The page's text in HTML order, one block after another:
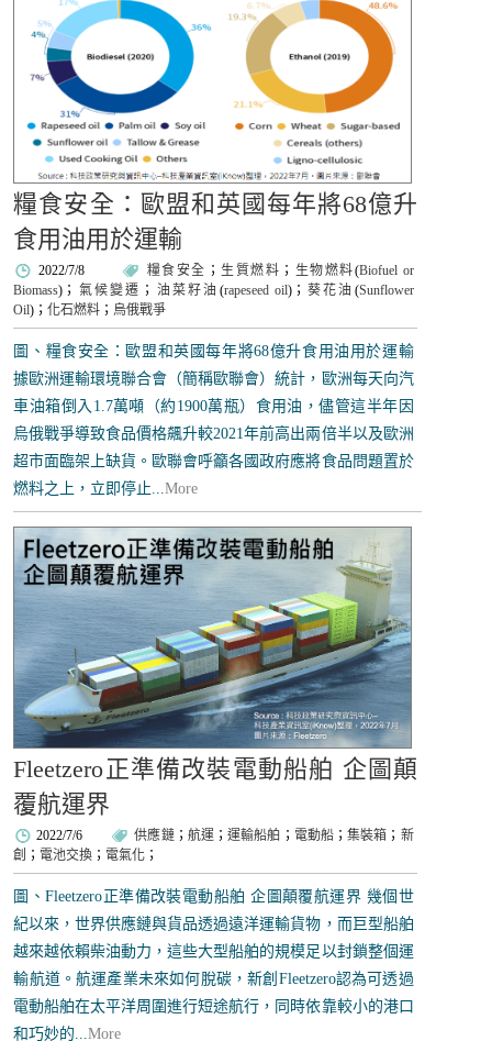
糧食安全：歐盟和英國每年將68億升
食用油用於運輸
2022/7/8 糧食安全 ； 生質燃料 ； 生物燃料(Biofuel or
Biomass)； 氣候變遷 ； 油菜籽油 (rapeseed oil)； 葵花油 (Sunflower
Oil)；化石燃料 ； 烏俄戰爭
圖、糧食安全：歐盟和英國每年將68億升食用油用於運輸
據歐洲運輸環境聯合會（簡稱歐聯會）統計，歐洲每天向汽
車油箱倒入1.7萬噸（約1900萬瓶）食用油，儘管這半年因
烏俄戰爭導致食品價格飆升較2021年前高出兩倍半以及歐洲
超市面臨架上缺貨。歐聯會呼籲各國政府應將食品問題置於
燃料之上，立即停止...More
Fleetzero正準備改裝電動船舶 企圖顛
覆航運界
2022/7/6 供應鏈； 航運； 運輸船舶 ； 電動船 ；集裝箱 ； 新
創 ； 電池交換 ； 電氣化 ；
圖、Fleetzero正準備改裝電動船舶 企圖顛覆航運界 幾個世
紀以來，世界供應鏈與貨品透過遠洋運輸貨物，而巨型船舶
越來越依賴柴油動力，這些大型船舶的規模足以封鎖整個運
輸航道。航運產業未來如何脫碳，新創Fleetzero認為可透過
電動船舶在太平洋周圍進行短途航行，同時依靠較小的港口
和巧妙的...More